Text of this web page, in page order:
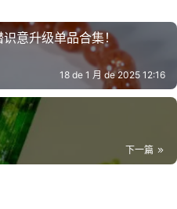
识意‬升级单品合集！
18 de 1 月 de 2025 12:16
下一篇